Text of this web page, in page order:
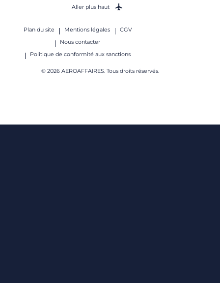
Plan du site Mentions légales
CGV
Nous contacter
Politique de conformité aux sanctions
© 2026 AEROAFFAIRES. Tous droits réservés.
Aller plus haut